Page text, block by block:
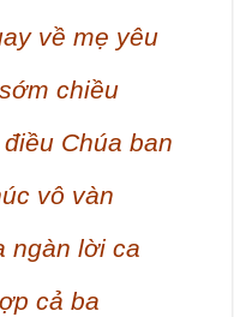
về mẹ yêu
chiều
Chúa ban
vô vàn
ngàn lời ca
cả ba